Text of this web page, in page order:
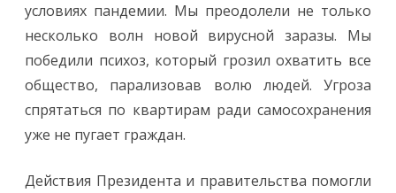
условиях пандемии. Мы преодолели не только
несколько волн новой вирусной заразы. Мы
победили психоз, который грозил охватить все
общество, парализовав волю людей. Угроза
спрятаться по квартирам ради самосохранения
уже не пугает граждан.
Действия Президента и правительства помогли